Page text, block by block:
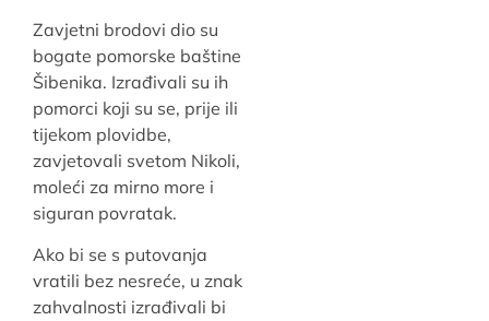
Zavjetni brodovi dio su
bogate pomorske baštine
Šibenika. Izrađivali su ih
pomorci koji su se, prije ili
tijekom plovidbe,
zavjetovali svetom Nikoli,
moleći za mirno more i
siguran povratak.
Ako bi se s putovanja
vratili bez nesreće, u znak
zahvalnosti izrađivali bi